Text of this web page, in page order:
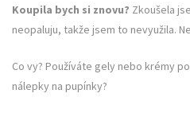
Koupila bych si znovu? Zkoušela
neopaluju, takže jsem to nevyužila.
Co vy? Používáte gely nebo krémy
nálepky na pupínky?